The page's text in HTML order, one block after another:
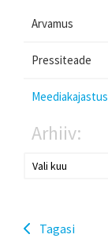
Arvamus
Pressiteade
Meediakajastus
Arhiiv:
Tagasi